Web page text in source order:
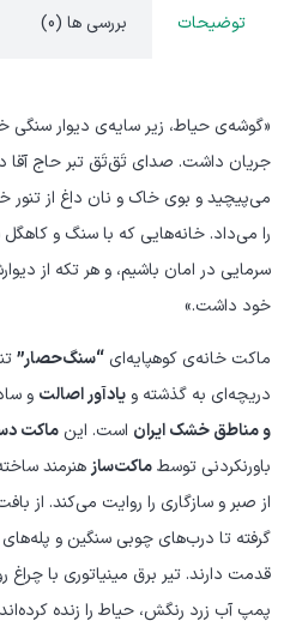
سنگ‌حصار
توضیحات بررسی ها (0)
«گوشه‌ی حیاط، زیر سایه‌ی دیوار سنگی
جریان داشت. صدای تَق‌تَق تبر حاج آقا
می‌پیچید و بوی خاک و نان داغ از
را می‌داد. خانه‌هایی که با سنگ و
سرمایی در امان باشیم، و هر تکه از
خود داشت.»
ماکت خانه‌ی کوهپایه‌ای “سنگ‌حصار”
دریچه‌ای به گذشته و یادآور اصالت و
و مناطق خشک ایران است. این ماکت
باورنکردنی توسطماکت‌سازهنرمند
از صبر و سازگاری را روایت می‌کند. از
گرفته تا درب‌های چوبی سنگین و
قدمت دارند. تیر برق مینیاتوری با
پمپ آب زرد رنگش، حیاط را زنده